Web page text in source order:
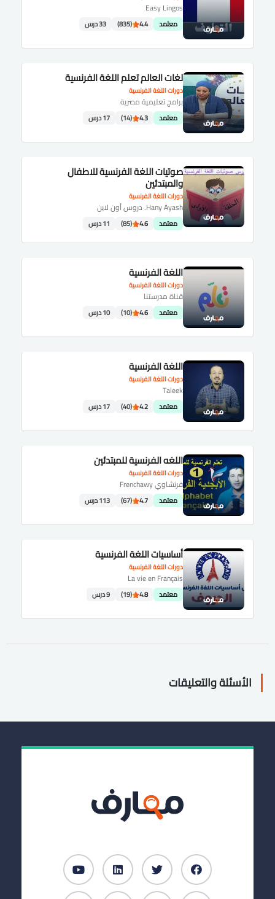
Easy Lingos
معتمد 4.4
(835) 33 درس
دورات اللغة الفرنسية
لغات العالم تعلم اللغة الفرنسية
برامج تعليمية مصرية
معتمد 4.3
(14) 17 درس
دورات اللغة الفرنسية
صوتيات اللغة الفرنسية للاطفال
والمبتدئين
Hany Ayash. دروس أون لاين
معتمد 4.6
(85) 11 درس
دورات اللغة الفرنسية
اللغة الفرنسية
قناة مدرستنا
معتمد 4.6
(10) 10 درس
دورات اللغة الفرنسية
اللغة الفرنسية
Taleek
معتمد 4.2
(40) 17 درس
دورات اللغة الفرنسية
اللغه الفرنسية للمبتدئين
فرنشاوي Frenchawy
معتمد 4.7
(67) 113 درس
دورات اللغة الفرنسية
أساسيات اللغة الفرنسية
La vie en Français
معتمد 4.8
(19) 9 درس
الأسئلة والتعليقات